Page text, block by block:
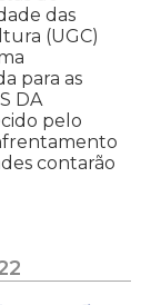
das
(UGC)
para as
DA
pelo
contarão